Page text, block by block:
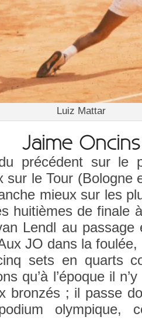
Luiz Mat­tar
Jaime On­cins
précédent sur le
sur le Tour (Bolog­ne
mieux sur les
huitièmes de fin­ale
Lendl au pas­sage
JO dans la
sets en quarts
qu’à l’époque il
bronzés ; il passe
olym­pique,